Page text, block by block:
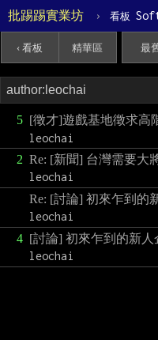
批踢踢實業坊 › 看板
‹ 看板 精華區 最
5 [徵才]遊戲基地徵求高
leochai
2 Re: [新聞] 台灣需要大
leochai
Re: [討論] 初來乍到的
leochai
4 [討論] 初來乍到的新人
leochai